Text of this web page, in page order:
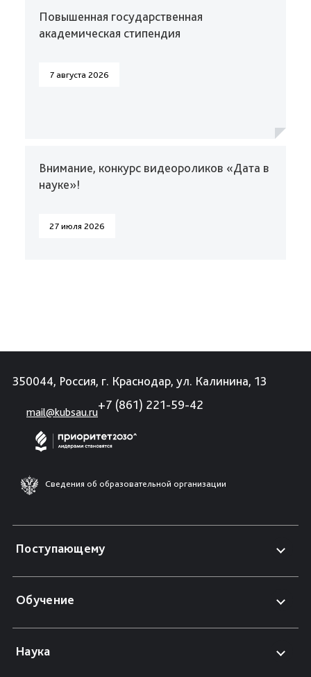
Повышенная государственная
академическая стипендия
7 августа 2026
Внимание, конкурс видеороликов «Дата в
науке»!
27 июля 2026
350044, Россия, г. Краснодар, ул. Калинина, 13
mail@kubsau.ru
+7 (861) 221-59-42
Сведения об образовательной организации
Поступающему
Обучение
Наука